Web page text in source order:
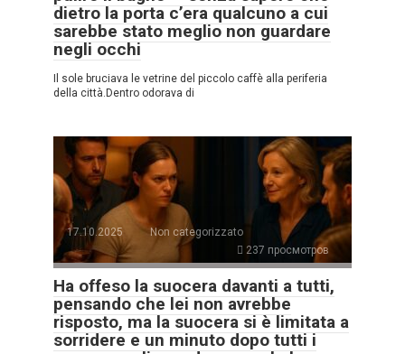
dietro la porta c’era qualcuno a cui
sarebbe stato meglio non guardare
negli occhi
Il sole bruciava le vetrine del piccolo caffè alla periferia
della città.Dentro odorava di
17.10.2025
Non categorizzato
237 просмотров
Ha offeso la suocera davanti a tutti,
pensando che lei non avrebbe
risposto, ma la suocera si è limitata a
sorridere e un minuto dopo tutti i